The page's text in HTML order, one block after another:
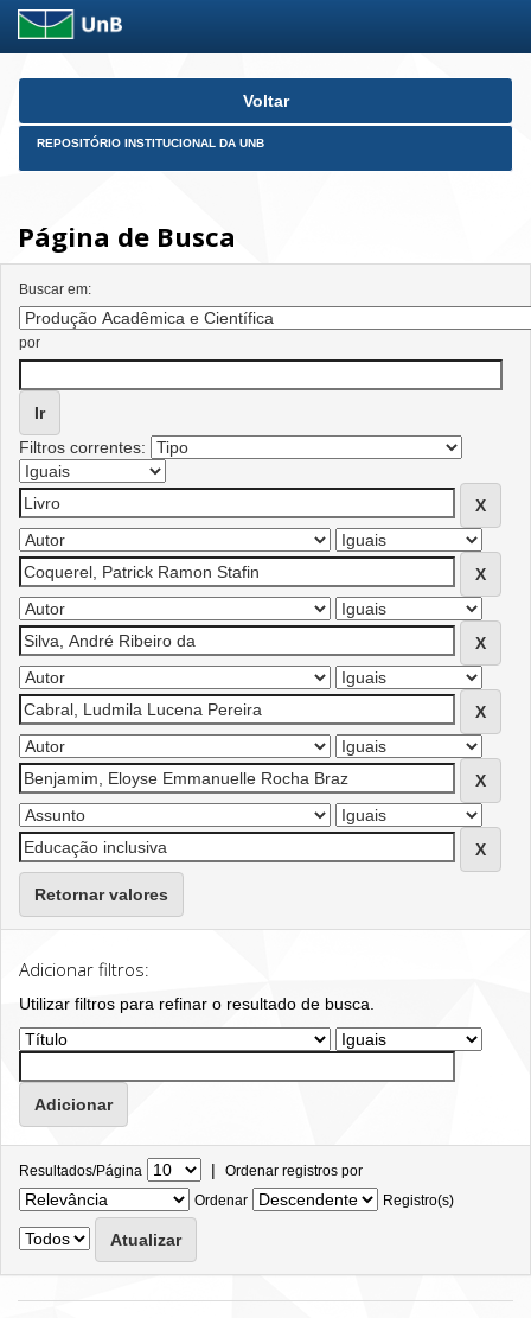
Skip
Voltar
REPOSITÓRIO INSTITUCIONAL DA UNB
Página de Busca
Buscar em:
por
Filtros correntes:
Retornar valores
Adicionar filtros:
Utilizar filtros para refinar o resultado de busca.
Resultados/Página | Ordenar registros por
Ordenar
Registro(s)